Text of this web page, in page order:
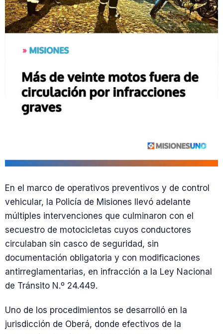
En el marco de operativos preventivos y de control
vehicular, la Policía de Misiones llevó adelante
múltiples intervenciones que culminaron con el
secuestro de motocicletas cuyos conductores
circulaban sin casco de seguridad, sin
documentación obligatoria y con modificaciones
antirreglamentarias, en infracción a la Ley Nacional
de Tránsito N.º 24.449.
Uno de los procedimientos se desarrolló en la
jurisdicción de Oberá, donde efectivos de la